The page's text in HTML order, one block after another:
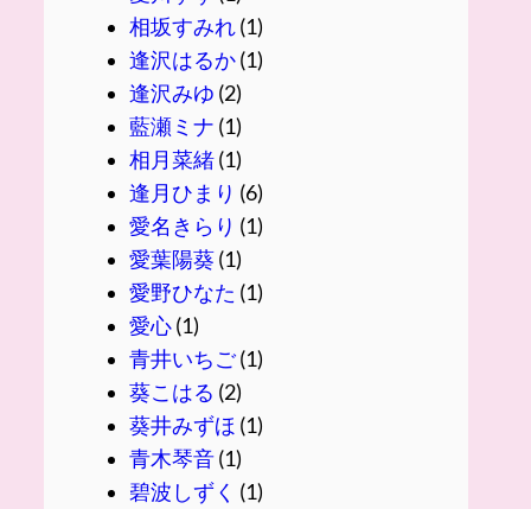
相坂すみれ(1)
逢沢はるか(1)
逢沢みゆ (2)
藍瀬ミナ (1)
相月菜緒(1)
逢月ひまり (6)
愛名きらり (1)
愛葉陽葵(1)
愛野ひなた (1)
愛心(1)
青井いちご(1)
葵こはる (2)
葵井みずほ (1)
青木琴音(1)
碧波しずく (1)